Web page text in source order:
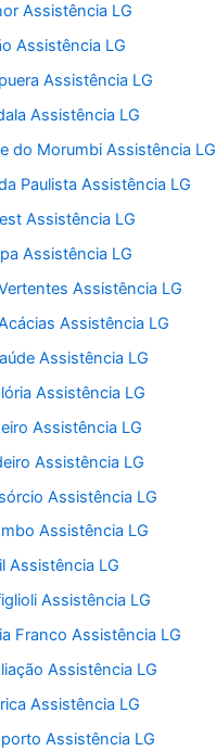
Assistência LG
Assistência LG
Assistência LG
Assistência LG
do Morumbi Assistência LG
Paulista Assistência LG
Assistência LG
Assistência LG
Assistência LG
Assistência LG
Assistência LG
Assistência LG
Assistência LG
Assistência LG
Assistência LG
Assistência LG
Assistência LG
Assistência LG
Franco Assistência LG
Assistência LG
Assistência LG
Assistência LG